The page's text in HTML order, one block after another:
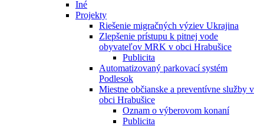
Iné
Projekty
Riešenie migračných výziev Ukrajina
Zlepšenie prístupu k pitnej vode
obyvateľov MRK v obci Hrabušice
Publicita
Automatizovaný parkovací systém
Podlesok
Miestne občianske a preventívne služby v
obci Hrabušice
Oznam o výberovom konaní
Publicita